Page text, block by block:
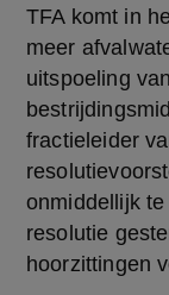
TFA komt in
meer
uitspoeling
fractieleider
onmiddellijk
resolutie
hoorzittingen